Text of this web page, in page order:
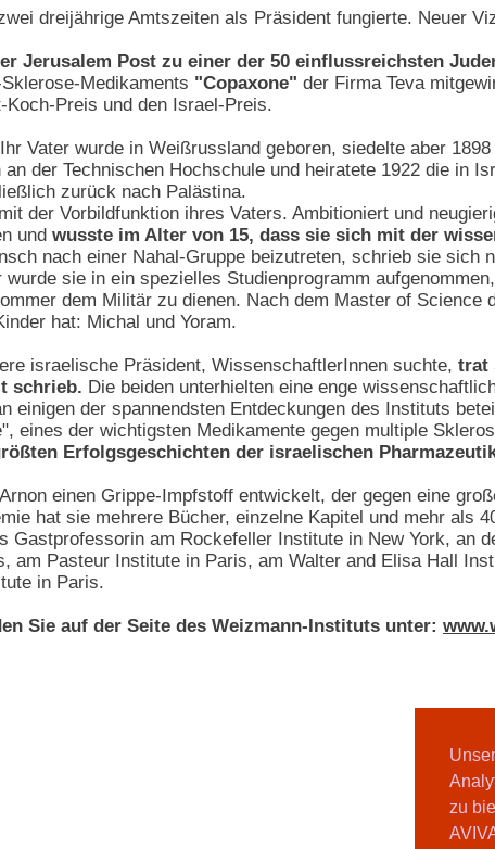
zu
dreijährige Amtszeiten als Präsident fungierte. Neuer
Jerusalem Post zu einer der 50 einflussreichsten
Medikaments "Copaxone" der Firma Teva
Koch-Preis und den Israel-Preis.
Vater wurde in Weißrussland geboren, siedelte aber
der Technischen Hochschule und heiratete 1922 die in
zurück nach Palästina.
der Vorbildfunktion ihres Vaters. Ambitioniert und
und wusste im Alter von 15, dass sie sich mit der
nach einer Nahal-Gruppe beizutreten, schrieb sie sich
sie in ein spezielles Studienprogramm
dem Militär zu dienen. Nach dem Master of
hat: Michal und Yoram.
israelische Präsident, WissenschaftlerInnen suchte, trat
schrieb. Die beiden unterhielten eine enge
einigen der spannendsten Entdeckungen des Instituts
eines der wichtigsten Medikamente gegen multiple
Erfolgsgeschichten der israelischen
einen Grippe-Impfstoff entwickelt, der gegen eine
hat sie mehrere Bücher, einzelne Kapitel und mehr als
Gastprofessorin am Rockefeller Institute in New York, an
am Pasteur Institute in Paris, am Walter and Elisa Hall
in Paris.
Sie auf der Seite des Weizmann-Instituts unter: